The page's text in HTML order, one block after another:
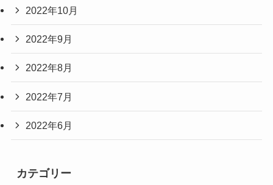
2022年10月
2022年9月
2022年8月
2022年7月
2022年6月
カテゴリー